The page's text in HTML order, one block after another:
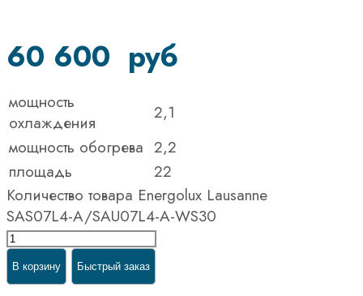
60 600 руб
мощность
охлаждения
2,1
мощность обогрева 2,2
площадь
22
Количество товара Energolux Lausanne
SAS07L4-A/SAU07L4-A-WS30
В корзину Быстрый заказ